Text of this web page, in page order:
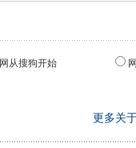
从搜狗开始
更多关